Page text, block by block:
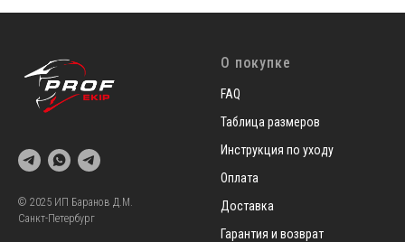
© 2025 ИП Баранов Д.М.
Санкт-Петербург
О покупке
FAQ
Таблица размеров
Инструкция по уходу
Оплата
Доставка
Гарантия и возврат